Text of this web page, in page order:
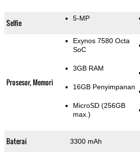
Selfie 5-MP
Prosesor, Memori
Exynos 7580 Octa
SoC
3GB RAM
16GB Penyimpanan
MicroSD (256GB
max.)
Baterai 3300 mAh